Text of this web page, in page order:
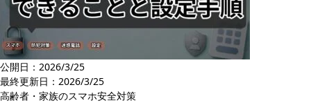
公開日：2026/3/25
最終更新日： 2026/3/25
高齢者・家族のスマホ安全対策